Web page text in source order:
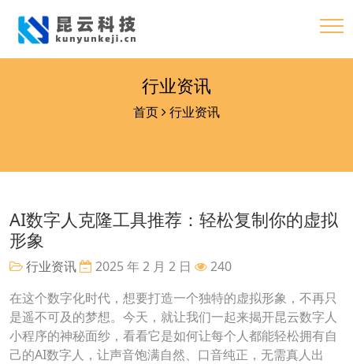
行业资讯
首页 行业资讯
AI数字人克隆工具推荐：轻松复制你的虚拟
形象
行业资讯 2025 年 2 月 2 日
240
在这个数字化时代，想要打造一个独特的虚拟形象，不再只
是遥不可及的梦想。今天，就让我们一起来揭开昆云数字人
小程序的神秘面纱，看看它是如何让每个人都能轻松拥有自
己的AI数字人，让声音饱满自然、口音纯正，无需真人出